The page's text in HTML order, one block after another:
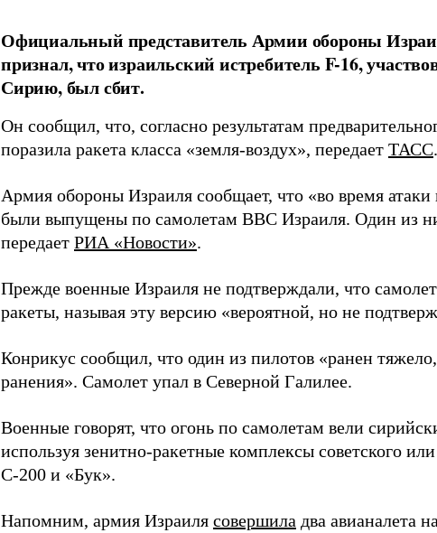
Официальный представитель Армии обороны
признал, что израильский истребитель F-16,
Сирию, был сбит.
Он сообщил, что, согласно результатам
поразила ракета класса «земля-воздух», передает ТАСС.
Армия обороны Израиля сообщает, что «во время атаки
были выпущены по самолетам ВВС Израиля. Один из
передает РИА «Новости».
Прежде военные Израиля не подтверждали, что
ракеты, называя эту версию «вероятной, но не
Конрикус сообщил, что один из пилотов «ранен
ранения». Самолет упал в Северной Галилее.
Военные говорят, что огонь по самолетам вели
используя зенитно-ракетные комплексы советского
С-200 и «Бук».
Напомним, армия Израиля совершила два авианалета